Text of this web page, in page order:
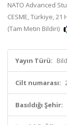
NATO Advanced
CESME, Türkiye, 21
(Tam Metin Bildiri)
Yayın Türü:
Cilt numarası:
Basıldığı Şehir: